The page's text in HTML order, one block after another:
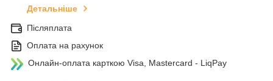
Детальніше
Післяплата
Оплата на рахунок
Онлайн-оплата карткою Visa, Mastercard - LiqPay